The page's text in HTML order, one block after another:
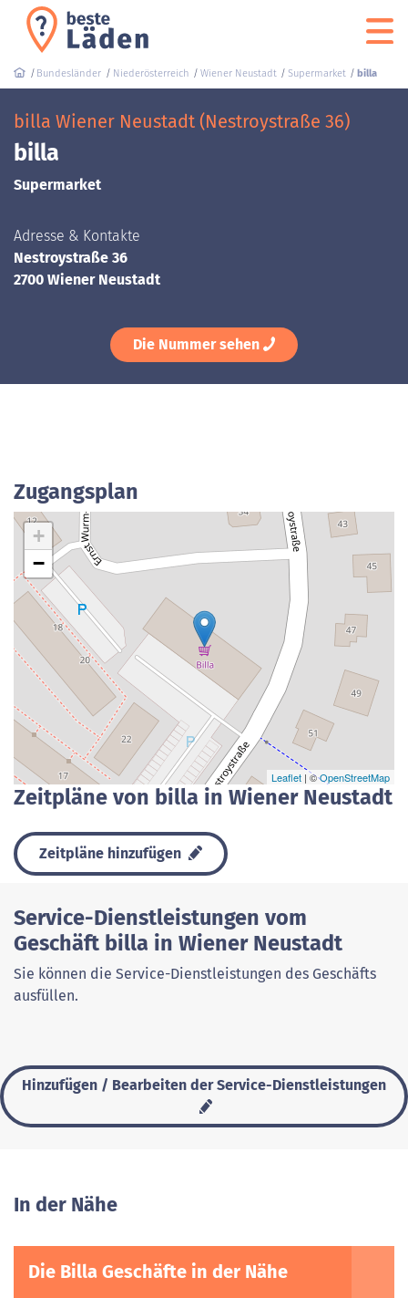
Bundesländer Niederösterreich Wiener Neustadt Supermarket billa
billa Wiener Neustadt (Nestroystraße 36)
billa
Supermarket
Adresse & Kontakte
Nestroystraße 36
2700 Wiener Neustadt
Die Nummer sehen
Zugangsplan
+
−
Leaflet | ©OpenStreetMap
Zeitpläne von billa in Wiener Neustadt
Zeitpläne hinzufügen
Service-Dienstleistungen vom
Geschäft billa in Wiener Neustadt
Sie können die Service-Dienstleistungen des Geschäfts
ausfüllen.
Hinzufügen / Bearbeiten der Service-Dienstleistungen
In der Nähe
Die Billa Geschäfte in der Nähe